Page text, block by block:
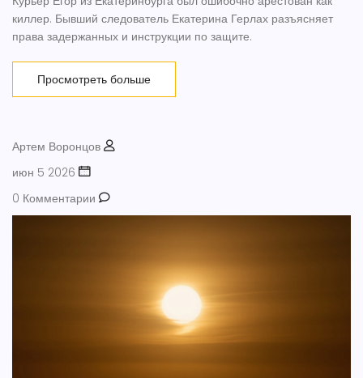
киллер. Бывший следователь Екатерина Герлах разъясняет
права задержанных и инструкции по защите.
Просмотреть больше
Артем Воронцов
июн 5 2026
0 Комментарии